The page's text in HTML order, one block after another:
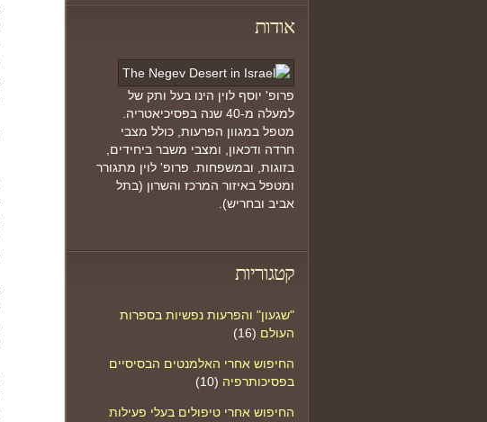
אודות
פרופ' יוסף לוין הינו בעל ותק של
למעלה מ-40 שנה בפסיכיאטריה.
מטפל במגוון הפרעות, כולל מצבי
חרדה ודכאון, ומצבי משבר ביחידים,
בזוגות, ובמשפחות. פרופ' לוין מתגורר
ומטפל באיזור המרכז והשרון (בתל
אביב ובחריש).
קטגוריות
"שגעון" והפרעות נפשיות בספרות
העולם (16)
החיפוש אחרי האלמנטים הבסיסיים
בפסיכותרפיה (10)
החיפוש אחרי טיפולים בעלי פעילות